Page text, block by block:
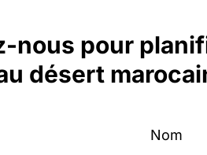
nous pour
désert
Nom